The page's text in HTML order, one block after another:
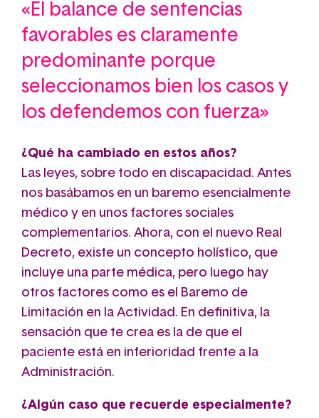
«El balance de sentencias
favorables es claramente
predominante porque
seleccionamos bien los casos y
los defendemos con fuerza»
¿Qué ha cambiado en estos años?
Las leyes, sobre todo en discapacidad. Antes
nos basábamos en un baremo esencialmente
médico y en unos factores sociales
complementarios. Ahora, con el nuevo Real
Decreto, existe un concepto holístico, que
incluye una parte médica, pero luego hay
otros factores como es el Baremo de
Limitación en la Actividad. En definitiva, la
sensación que te crea es la de que el
paciente está en inferioridad frente a la
Administración.
¿Algún caso que recuerde especialmente?